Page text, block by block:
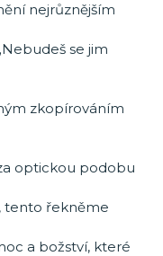
nejrůznějším
se jim
zkopírováním
optickou podobu
tento řekněme
a božství, které